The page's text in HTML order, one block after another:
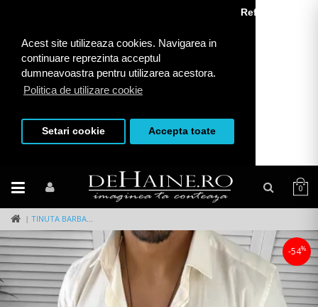
Acest site utilizeaza cookies. Navigarea in
continuare reprezinta acceptul
dumneavoastra pentru utilizarea acestora.
Politica de utilizare cookie
Refuza toate
Setari cookie Accepta toate
0
TINUTA BARBATI SMART CASUAL PANTALONI + CAMASA 12704
-54%